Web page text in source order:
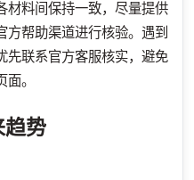
材料间保持一致，尽量提供
方帮助渠道进行核验。遇到
先联系官方客服核实，避免
。
趋势